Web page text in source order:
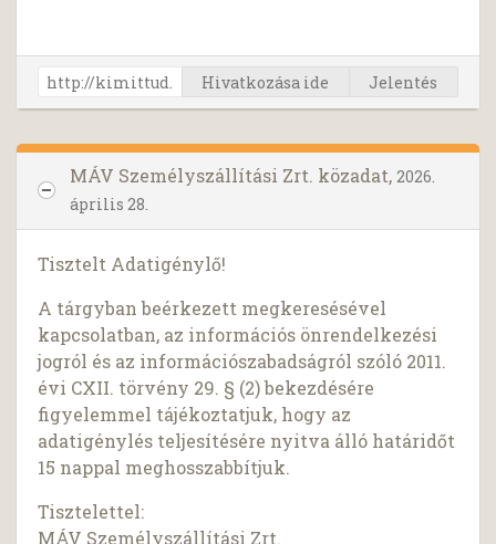
Hivatkozása ide Jelentés
MÁV Személyszállítási Zrt. közadat, 2026.
április 28.
Tisztelt Adatigénylő!
A tárgyban beérkezett megkeresésével
kapcsolatban, az információs önrendelkezési
jogról és az információszabadságról szóló 2011.
évi CXII. törvény 29. § (2) bekezdésére
figyelemmel tájékoztatjuk, hogy az
adatigénylés teljesítésére nyitva álló határidőt
15 nappal meghosszabbítjuk.
Tisztelettel:
MÁV Személyszállítási Zrt.